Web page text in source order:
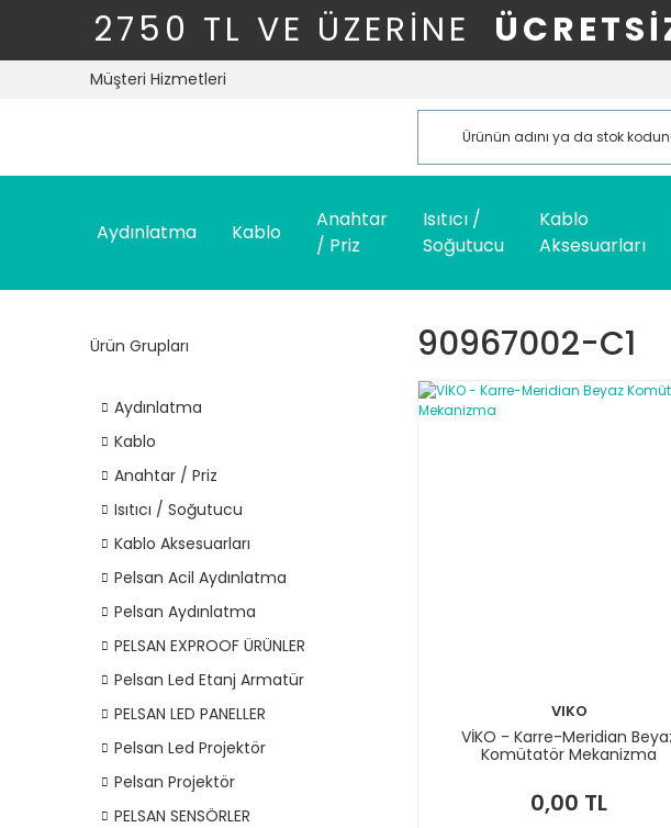
2750 TL VE ÜZERİNE
Müşteri Hizmetleri
Aydınlatma Kablo
Anahtar
/ Priz
Isıtıcı /
Soğutucu
Kablo
Aksesuarları
Ürün Grupları
Aydınlatma
Kablo
Anahtar / Priz
Isıtıcı / Soğutucu
Kablo Aksesuarları
Pelsan Acil Aydınlatma
Pelsan Aydınlatma
PELSAN EXPROOF ÜRÜNLER
Pelsan Led Etanj Armatür
PELSAN LED PANELLER
Pelsan Led Projektör
Pelsan Projektör
PELSAN SENSÖRLER
90967002-C1
VIKO
VİKO - Karre-Meridian
Komütatör Mekanizma
0,00 TL